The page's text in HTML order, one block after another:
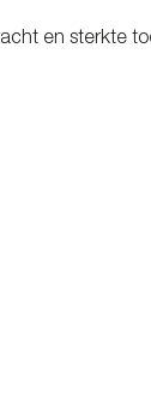
en sterkte